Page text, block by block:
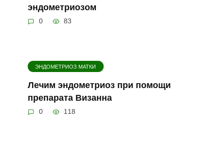
эндометриозом
0 83
ЭНДОМЕТРИОЗ МАТКИ
Лечим эндометриоз при помощи
препарата Визанна
0 118